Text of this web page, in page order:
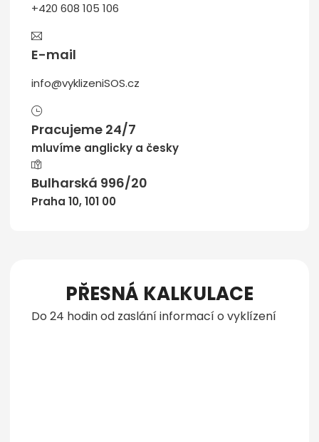
+420 608 105 106
E-mail
info@vyklizeniSOS.cz
Pracujeme 24/7
mluvíme anglicky a česky
Bulharská 996/20
Praha 10, 101 00
PŘESNÁ KALKULACE
Do 24 hodin od zaslání informací o vyklízení